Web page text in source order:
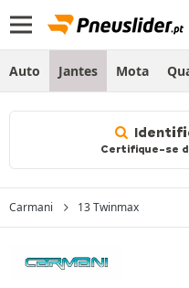
Auto Jantes Mota
Certifique-se
Carmani 13 Twinmax